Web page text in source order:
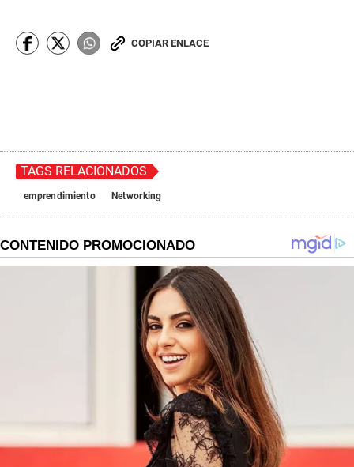
COPIAR ENLACE
TAGS RELACIONADOS
emprendimiento Networking